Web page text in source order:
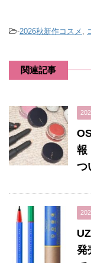
-2026秋新作コスメ
関連記事
報
つ
発